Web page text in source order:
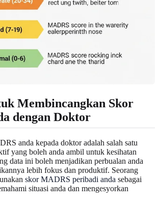
Membincangkan Skor
dengan Doktor
anda kepada doktor adalah salah satu
yang boleh anda ambil untuk kesihatan
data ini boleh menjadikan perbualan anda
lebih fokus dan produktif. Seorang
skor MADRS peribadi anda sebagai
situasi anda dan mengesyorkan